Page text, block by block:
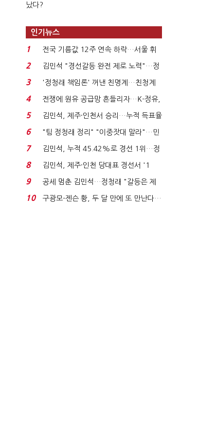
났다?
인기뉴스
1
전국 기름값 12주 연속 하락…서울 휘
발윳값 1909원...
2
김민석 "경선갈등 완전 제로 노력"…정
청래 "반명 공세 사...
3
'정청래 책임론' 꺼낸 친명계…친청계
는 추가투표 때리기...
4
전쟁에 원유 공급망 흔들리자…K-정유,
에너지안보 핵심...
5
김민석, 제주·인천서 승리…누적 득표율
'1위 탈환'(종합)...
6
"팀 정청래 정리" "이중잣대 말라"…민
주 최고위원 계파 다...
7
김민석, 누적 45.42%로 경선 1위…정
청래와 격차 0.86%p(...
8
김민석, 제주·인천 당대표 경선서 '1
위'(1보)...
9
공세 멈춘 김민석…정청래 "갈등은 제
가 수습"
10
구광모-젠슨 황, 두 달 만에 또 만난다…